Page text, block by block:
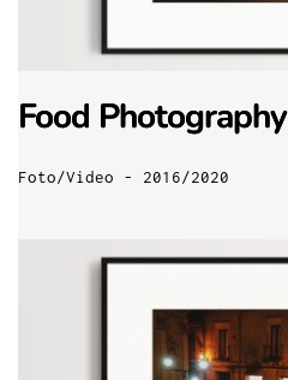
Food Photography
Foto/Video - 2016/2020